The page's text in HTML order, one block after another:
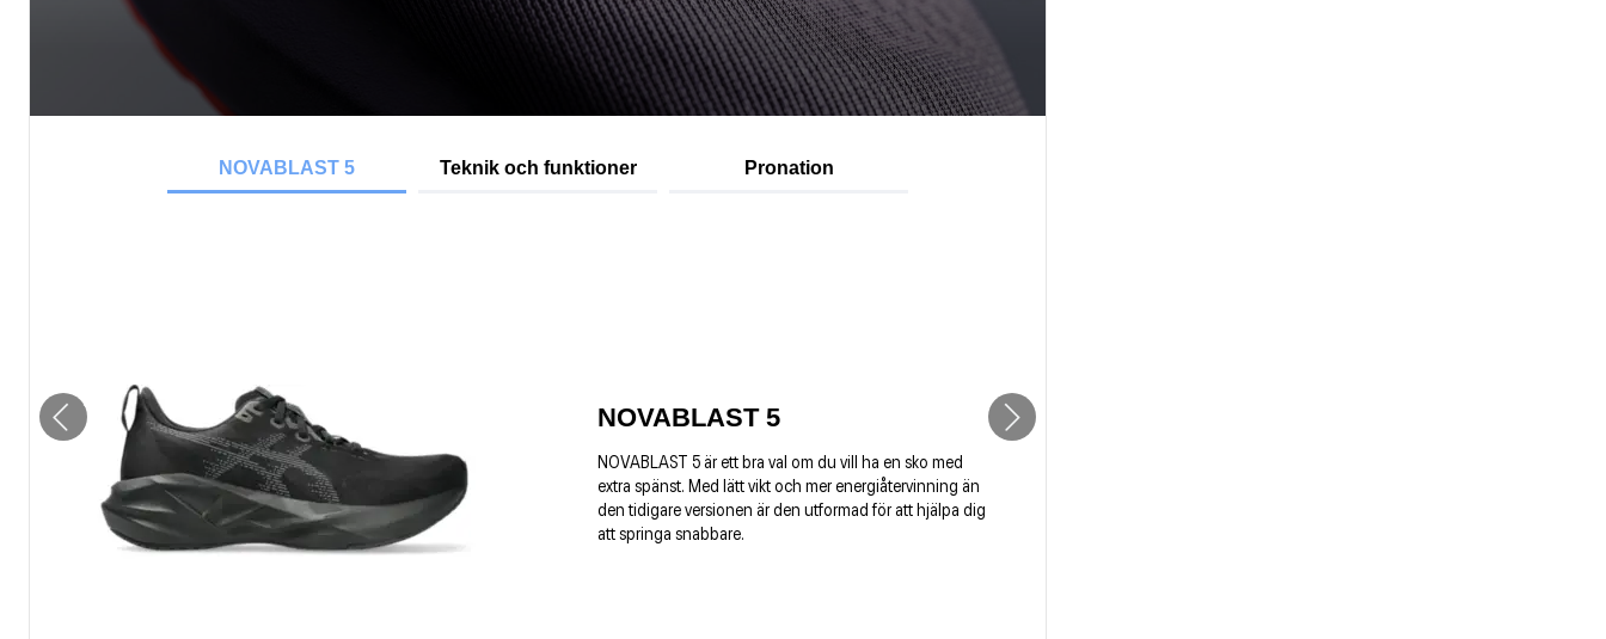
NOVABLAST 5 Teknik och funktioner Pronation
NOVABLAST 5
NOVABLAST 5 är ett bra val om du vill ha en sko med
extra spänst. Med lätt vikt och mer energiåtervinning än
den tidigare versionen är den utformad för att hjälpa dig
att springa snabbare.